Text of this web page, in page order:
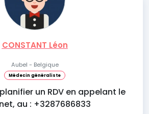
CONSTANT Léon
Aubel - Belgique
Médecin généraliste
un RDV en appelant le
au : +3287686833